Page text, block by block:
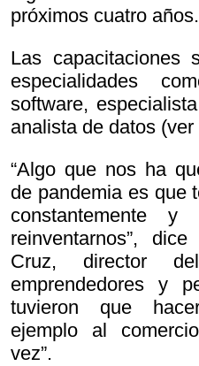
próximos cuatro años.
Las capacitaciones
especialidades
software,
analista de datos (ver
“Algo que nos ha
de pandemia es que
constantemente
reinventarnos”,
Cruz, director
emprendedores y
tuvieron que
ejemplo al
vez”.